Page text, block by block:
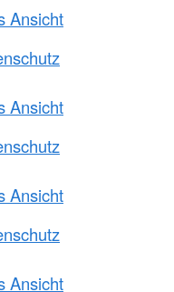
Ansicht
Ansicht
Ansicht
Ansicht